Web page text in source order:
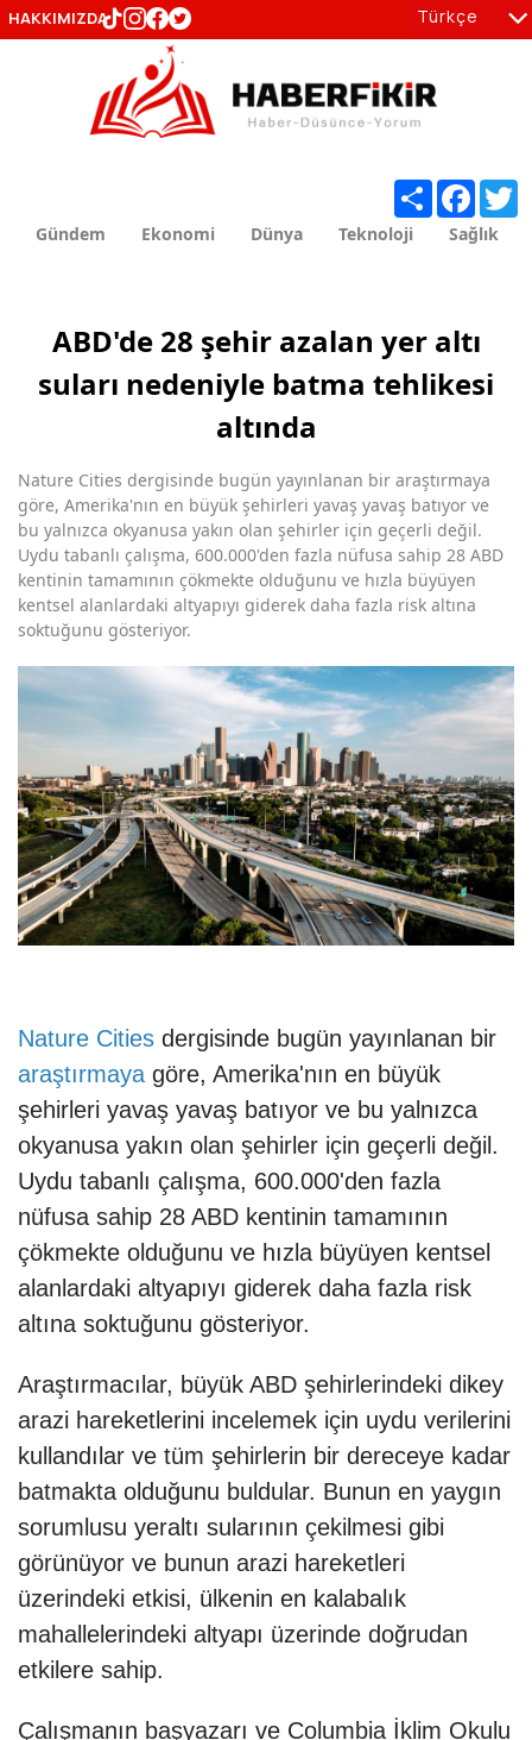
Gündem Ekonomi Dünya Teknoloji Sağlık
ABD'de 28 şehir azalan yer altı
suları nedeniyle batma tehlikesi
altında
Nature Cities dergisinde bugün yayınlanan bir araştırmaya
göre, Amerika'nın en büyük şehirleri yavaş yavaş batıyor ve
bu yalnızca okyanusa yakın olan şehirler için geçerli değil.
Uydu tabanlı çalışma, 600.000'den fazla nüfusa sahip 28 ABD
kentinin tamamının çökmekte olduğunu ve hızla büyüyen
kentsel alanlardaki altyapıyı giderek daha fazla risk altına
soktuğunu gösteriyor.
Nature Cities dergisinde bugün yayınlanan bir
araştırmaya göre, Amerika'nın en büyük
şehirleri yavaş yavaş batıyor ve bu yalnızca
okyanusa yakın olan şehirler için geçerli değil.
Uydu tabanlı çalışma, 600.000'den fazla
nüfusa sahip 28 ABD kentinin tamamının
çökmekte olduğunu ve hızla büyüyen kentsel
alanlardaki altyapıyı giderek daha fazla risk
altına soktuğunu gösteriyor.
Araştırmacılar, büyük ABD şehirlerindeki dikey
arazi hareketlerini incelemek için uydu verilerini
kullandılar ve tüm şehirlerin bir dereceye kadar
batmakta olduğunu buldular. Bunun en yaygın
sorumlusu yeraltı sularının çekilmesi gibi
görünüyor ve bunun arazi hareketleri
üzerindeki etkisi, ülkenin en kalabalık
mahallelerindeki altyapı üzerinde doğrudan
etkilere sahip.
Çalışmanın başyazarı ve Columbia İklim Okulu
Share
Türkçe
en
HAKKIMIZDA